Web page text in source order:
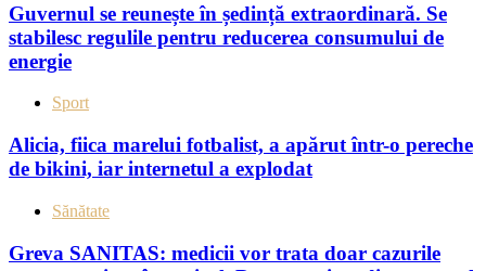
Guvernul se reunește în ședință extraordinară. Se
stabilesc regulile pentru reducerea consumului de
energie
Sport
Alicia, fiica marelui fotbalist, a apărut într-o pereche
de bikini, iar internetul a explodat
Sănătate
Greva SANITAS: medicii vor trata doar cazurile